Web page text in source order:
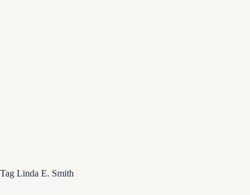
Tag Linda E. Smith